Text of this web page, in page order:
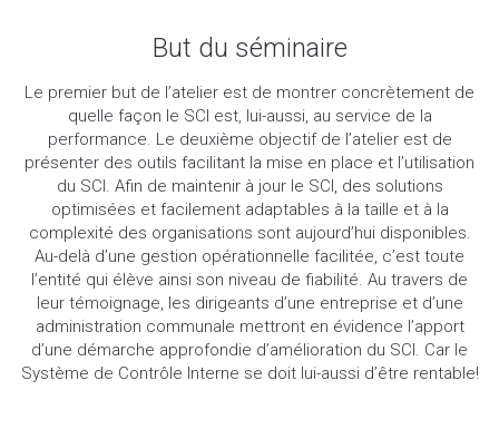
But du séminaire
Le premier but de l’atelier est de montrer concrètement de
quelle façon le SCI est, lui-aussi, au service de la
performance. Le deuxième objectif de l’atelier est de
présenter des outils facilitant la mise en place et l’utilisation
du SCI. Afin de maintenir à jour le SCI, des solutions
optimisées et facilement adaptables à la taille et à la
complexité des organisations sont aujourd’hui disponibles.
Au-delà d’une gestion opérationnelle facilitée, c’est toute
l’entité qui élève ainsi son niveau de fiabilité. Au travers de
leur témoignage, les dirigeants d’une entreprise et d’une
administration communale mettront en évidence l’apport
d’une démarche approfondie d’amélioration du SCI. Car le
Système de Contrôle Interne se doit lui-aussi d’être rentable!